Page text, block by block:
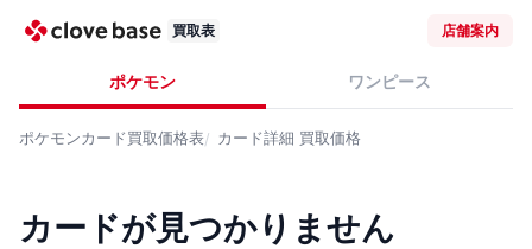
買取表 店舗案内
ポケモン ワンピース
ポケモンカード買取価格表 カード詳細 買取価格
カードが見つかりません